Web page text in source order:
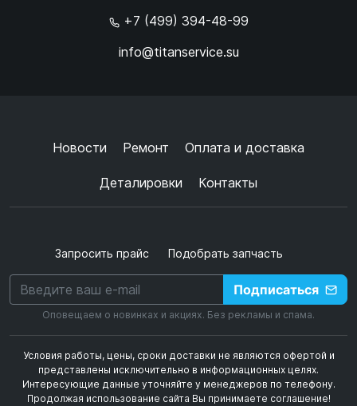
+7 (499) 394-48-99
info@titanservice.su
Новости Ремонт Оплата и доставка
Деталировки Контакты
Запросить прайс Подобрать запчасть
Подписаться
Оповещаем о новинках и акциях. Без рекламы и спама.
Условия работы, цены, сроки доставки не являются офертой и
представлены исключительно в информационных целях.
Интересующие данные уточняйте у менеджеров по телефону.
Продолжая использование сайта Вы принимаете соглашение!